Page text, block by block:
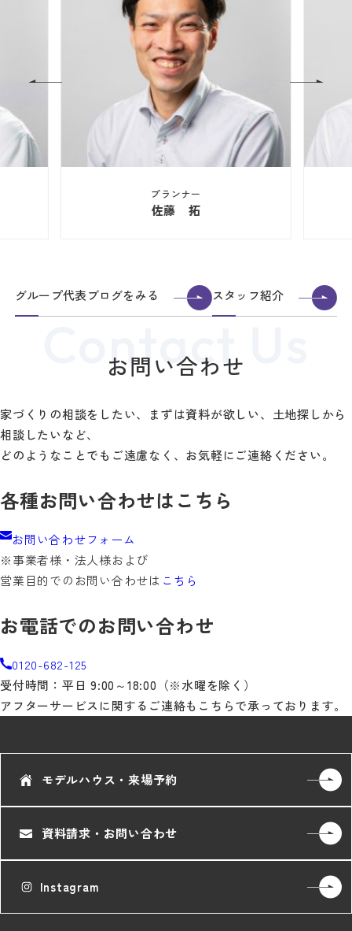
プランナー
佐藤 拓
グループ代表ブログをみる スタッフ紹介
お問い合わせ
家づくりの相談をしたい、まずは資料が欲しい、土地探しから
相談したいなど、
どのようなことでもご遠慮なく、お気軽にご連絡ください。
各種お問い合わせはこちら
お問い合わせフォーム
※事業者様・法人様および
営業目的でのお問い合わせは こちら
お電話でのお問い合わせ
0120-682-125
受付時間：平日 9:00～18:00（※水曜を除く）
アフターサービスに関するご連絡もこちらで承っております。
モデルハウス・来場予約
資料請求・お問い合わせ
Instagram